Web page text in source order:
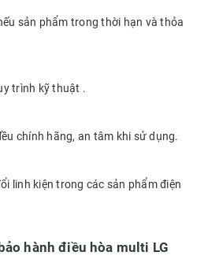
sản phẩm trong thời hạn và thỏa
trình kỹ thuật .
chính hãng, an tâm khi sử dụng.
linh kiện trong các sản phẩm điện
hành điều hòa multi LG